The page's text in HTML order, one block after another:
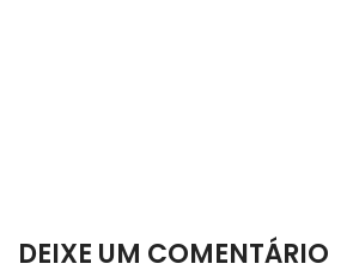
DEIXE UM COMENTÁRIO